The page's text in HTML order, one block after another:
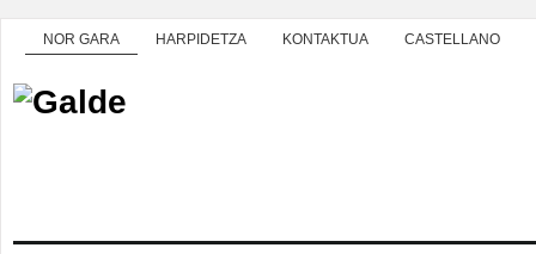
NOR GARA HARPIDETZA KONTAKTUA CASTELLANO